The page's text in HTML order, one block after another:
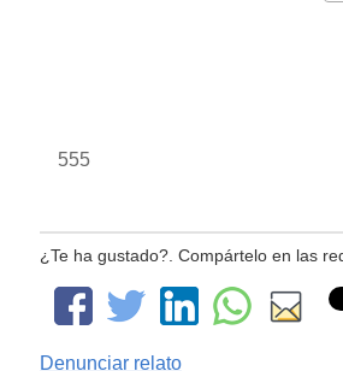
555
¿Te ha gustado?. Compártelo en las
Denunciar relato